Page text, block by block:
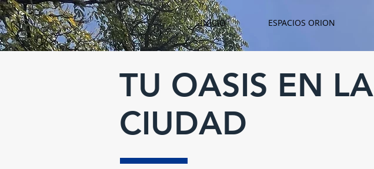
INICIO ESPACIOS ORION
TU OASIS EN LA
CIUDAD